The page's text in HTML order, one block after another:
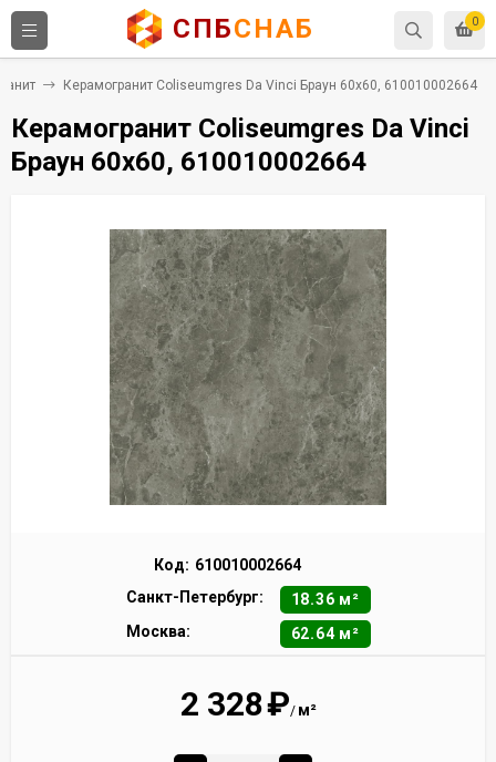
0
СПБСНАБ
Керамогранит Coliseumgres Da Vinci Браун 60x60, 610010002664
Керамогранит Coliseumgres Da Vinci
Браун 60x60, 610010002664
Код: 610010002664
Санкт-Петербург:
18.36 м²
Москва:
62.64 м²
2 328₽/ м²